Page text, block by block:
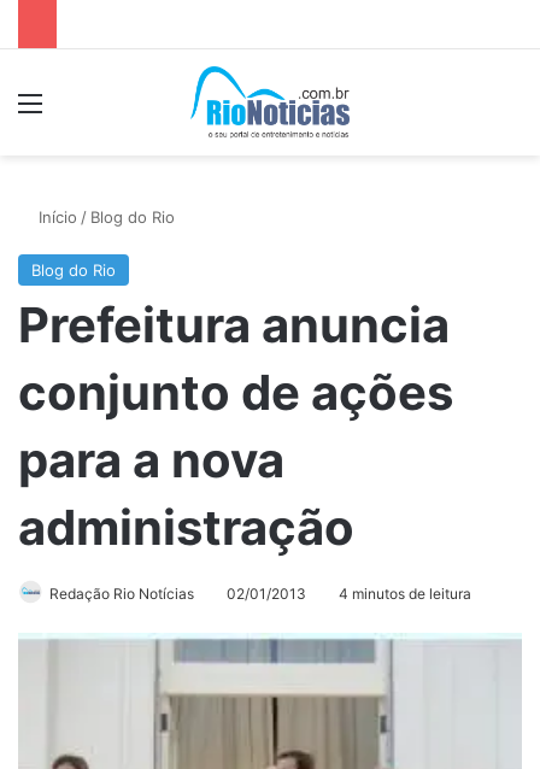
Início / Blog do Rio
Blog do Rio
Prefeitura anuncia
conjunto de ações
para a nova
administração
Redação Rio Notícias 02/01/2013 4 minutos de leitura